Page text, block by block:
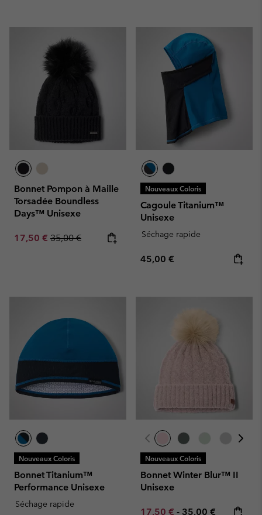
Bonnet Pompon à Maille
Torsadée Boundless
Days™ Unisexe
Sale price:
17,50 € Regular price:
35,00 €
Nouveaux Coloris
Cagoule Titanium™
Unisexe
Séchage rapide
Regular price:
45,00 €
Nouveaux Coloris
Bonnet Titanium™
Performance Unisexe
Séchage rapide
Nouveaux Coloris
Bonnet Winter Blur™ II
Unisexe
Minimum sale price:
17,50 € - Maximum price:
35,00 €